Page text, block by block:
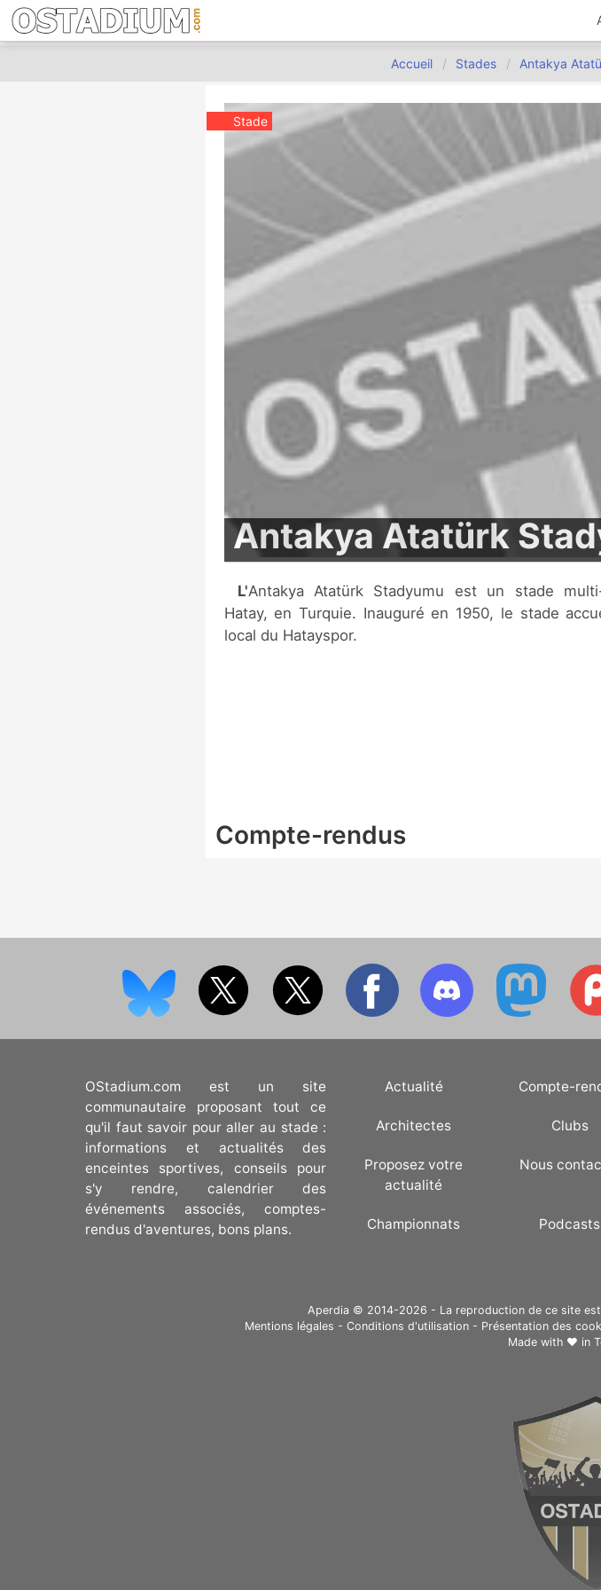
Accueil Stades Antakya
Stade
Antakya Atatürk
L'Antakya Atatürk Stadyumu est un stade multi-sports situé à
Hatay, en Turquie. Inauguré en 1950, le stade
local du Hatayspor.
Compte-rendus
OStadium.com est un site
communautaire proposant tout ce
qu'il faut savoir pour aller au stade :
informations et actualités des
enceintes sportives, conseils pour
s'y rendre, calendrier des
événements associés, comptes-
rendus d'aventures, bons plans.
Actualité Compte-
Architectes Clubs
Proposez votre
actualité
Nous
Championnats Podcasts
Aperdia © 2014-2026 - La reproduction de ce site
Mentions légales - Conditions d'utilisation - Présentation des
Made with ❤ in